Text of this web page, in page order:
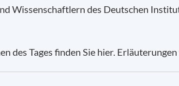
Wissenschaftlern des Deutschen
des Tages finden Sie hier.